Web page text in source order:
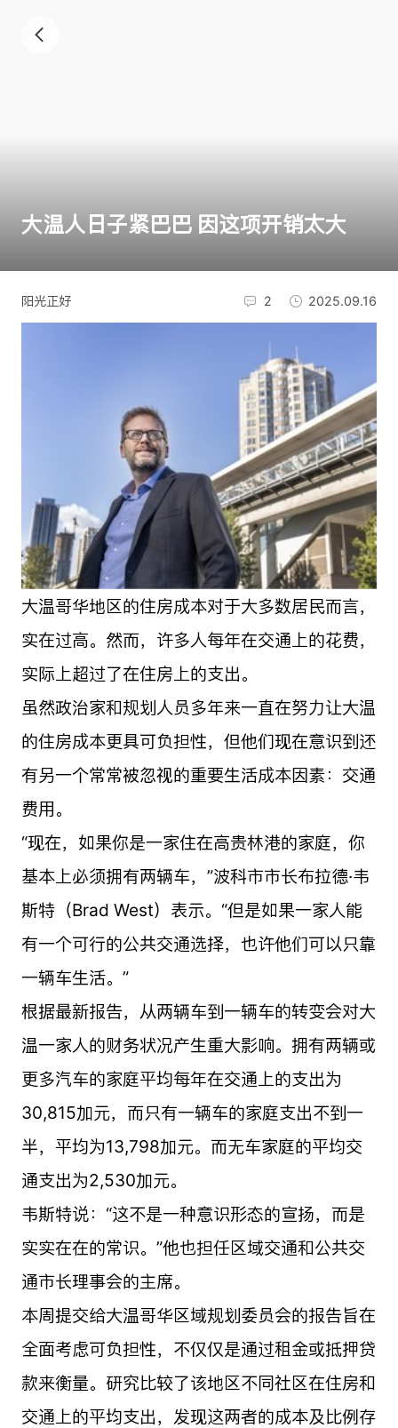
大温人日子紧巴巴 因这项开销太大
阳光正好 2 2025.09.16
大温哥华地区的住房成本对于大多数居民而言，
实在过高。然而，许多人每年在交通上的花费，
实际上超过了在住房上的支出。
虽然政治家和规划人员多年来一直在努力让大温
的住房成本更具可负担性，但他们现在意识到还
有另一个常常被忽视的重要生活成本因素：交通
费用。
“现在，如果你是一家住在高贵林港的家庭，你
基本上必须拥有两辆车，”波科市市长布拉德·韦
斯特（Brad West）表示。“但是如果一家人能
有一个可行的公共交通选择，也许他们可以只靠
一辆车生活。”
根据最新报告，从两辆车到一辆车的转变会对大
温一家人的财务状况产生重大影响。拥有两辆或
更多汽车的家庭平均每年在交通上的支出为
30,815加元，而只有一辆车的家庭支出不到一
半，平均为13,798加元。而无车家庭的平均交
通支出为2,530加元。
韦斯特说：“这不是一种意识形态的宣扬，而是
实实在在的常识。”他也担任区域交通和公共交
通市长理事会的主席。
本周提交给大温哥华区域规划委员会的报告旨在
全面考虑可负担性，不仅仅是通过租金或抵押贷
款来衡量。研究比较了该地区不同社区在住房和
交通上的平均支出，发现这两者的成本及比例存